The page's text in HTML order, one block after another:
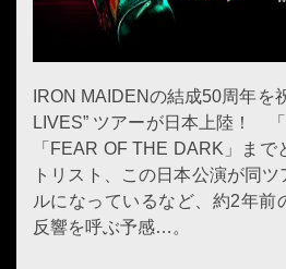
IRON MAIDENの結成50周年を
LIVES” ツアーが日本上陸！
「FEAR OF THE DARK」ま
トリスト、この日本公演が同
ルになっているなど、約2年前
反響を呼ぶ予感…。